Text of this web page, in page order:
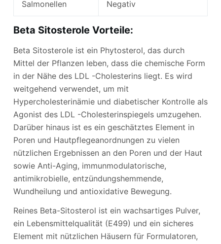
Salmonellen Negativ
Beta Sitosterole Vorteile:
Beta Sitosterole ist ein Phytosterol, das durch
Mittel der Pflanzen leben, dass die chemische Form
in der Nähe des LDL -Cholesterins liegt. Es wird
weitgehend verwendet, um mit
Hypercholesterinämie und diabetischer Kontrolle als
Agonist des LDL -Cholesterinspiegels umzugehen.
Darüber hinaus ist es ein geschätztes Element in
Poren und Hautpflegeanordnungen zu vielen
nützlichen Ergebnissen an den Poren und der Haut
sowie Anti-Aging, immunmodulatorische,
antimikrobielle, entzündungshemmende,
Wundheilung und antioxidative Bewegung.
Reines Beta-Sitosterol ist ein wachsartiges Pulver,
ein Lebensmittelqualität (E499) und ein sicheres
Element mit nützlichen Häusern für Formulatoren,